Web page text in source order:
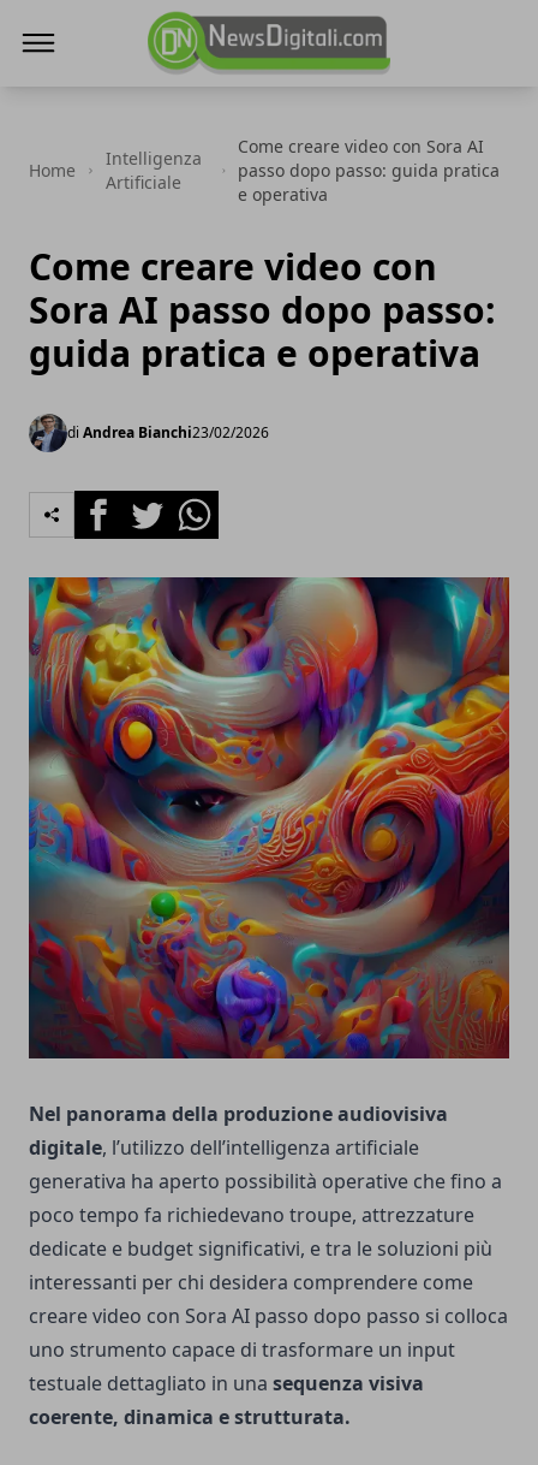
Home
Intelligenza
Artificiale
Come creare video con Sora AI
passo dopo passo: guida pratica
e operativa
Come creare video con
Sora AI passo dopo passo:
guida pratica e operativa
di Andrea Bianchi23/02/2026
FacebookTwitterWhatsapp
Nel panorama della produzione audiovisiva
digitale, l’utilizzo dell’intelligenza artificiale
generativa ha aperto possibilità operative che fino a
poco tempo fa richiedevano troupe, attrezzature
dedicate e budget significativi, e tra le soluzioni più
interessanti per chi desidera comprendere come
creare video con Sora AI passo dopo passo si colloca
uno strumento capace di trasformare un input
testuale dettagliato in una sequenza visiva
coerente, dinamica e strutturata.